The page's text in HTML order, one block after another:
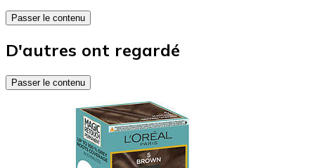
Passer le contenu
D'autres ont regardé
Passer le contenu